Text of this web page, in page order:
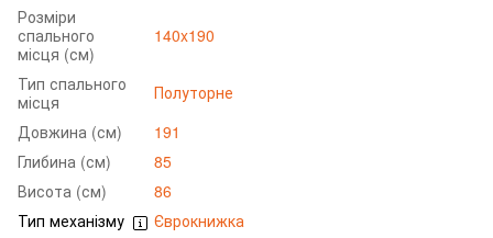
Розміри
спального
місця (см)
140x190
Тип спального
місця
Полуторне
Довжина (см)
191
Глибина (см)
85
Висота (см)
86
Тип механізму
Єврокнижка